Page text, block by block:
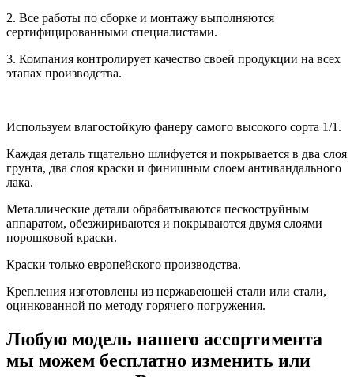
2. Все работы по сборке и монтажу выполняются
сертифицированными специалистами.
3. Компания контролирует качество своей продукции на всех
этапах производства.
Используем влагостойкую фанеру самого высокого сорта 1/1.
Каждая деталь тщательно шлифуется и покрывается в два слоя
грунта, два слоя краски и финишным слоем антивандального
лака.
Металлические детали обрабатываются пескоструйным
аппаратом, обезжириваются и покрываются двумя слоями
порошковой краски.
Краски только европейского производства.
Крепления изготовлены из нержавеющей стали или стали,
оцинкованной по методу горячего погружения.
Любую модель нашего ассортимента
мы можем бесплатно изменить или